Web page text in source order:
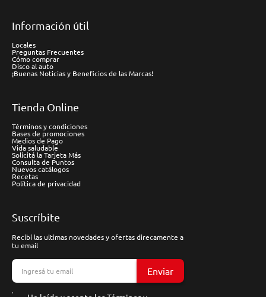
Información útil
Locales
Preguntas Frecuentes
Cómo comprar
Disco al auto
¡Buenas Noticias y Beneficios de las Marcas!
Tienda Online
Términos y condiciones
Bases de promociones
Medios de Pago
Vida saludable
Solicitá la Tarjeta Más
Consulta de Puntos
Nuevos catálogos
Recetas
Política de privacidad
Suscríbite
Recibí las ultimas novedades y ofertas direcamente a
tu email
Enviar